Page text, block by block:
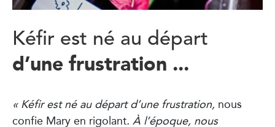
Kéfir est né au départ
d’une frustration ...
« Kéfir est né au départ d’une frustration, nous
confie Mary en rigolant. À l’époque, nous